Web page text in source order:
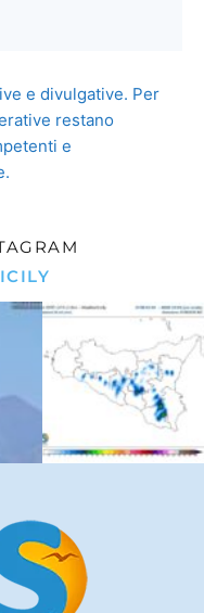
e divulgative. Per
restano
e